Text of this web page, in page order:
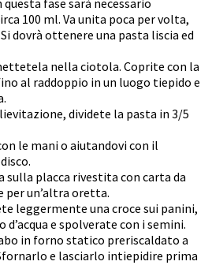
100 ml. Va unita poca per volta,
dovrà ottenere una pasta liscia ed
nella ciotola. Coprite con la
al raddoppio in un luogo tiepido e
dividete la pasta in 3/5
le mani o aiutandovi con il
sulla placca rivestita con carta da
per un’altra oretta.
leggermente una croce sui panini,
e spolverate con i semini.
in forno statico preriscaldato a
e lasciarlo intiepidire prima